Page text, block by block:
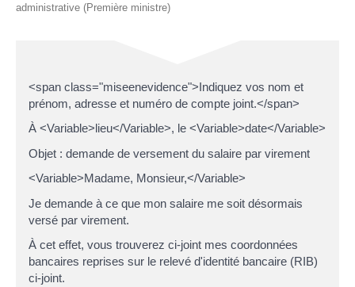
administrative (Première ministre)
<span class="miseenevidence">Indiquez vos nom et
prénom, adresse et numéro de compte joint.</span>
À <Variable>lieu</Variable>, le <Variable>date</Variable>
Objet : demande de versement du salaire par virement
<Variable>Madame, Monsieur,</Variable>
Je demande à ce que mon salaire me soit désormais
versé par virement.
À cet effet, vous trouverez ci-joint mes coordonnées
bancaires reprises sur le relevé d'identité bancaire (RIB)
ci-joint.